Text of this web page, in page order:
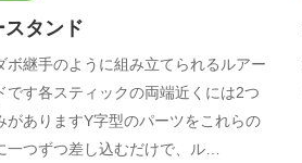
スタンド
ボ継手のように組み立てられるルアー
です各スティックの両端近くには2つ
がありますY字型のパーツをこれらの
一つずつ差し込むだけで、ル…